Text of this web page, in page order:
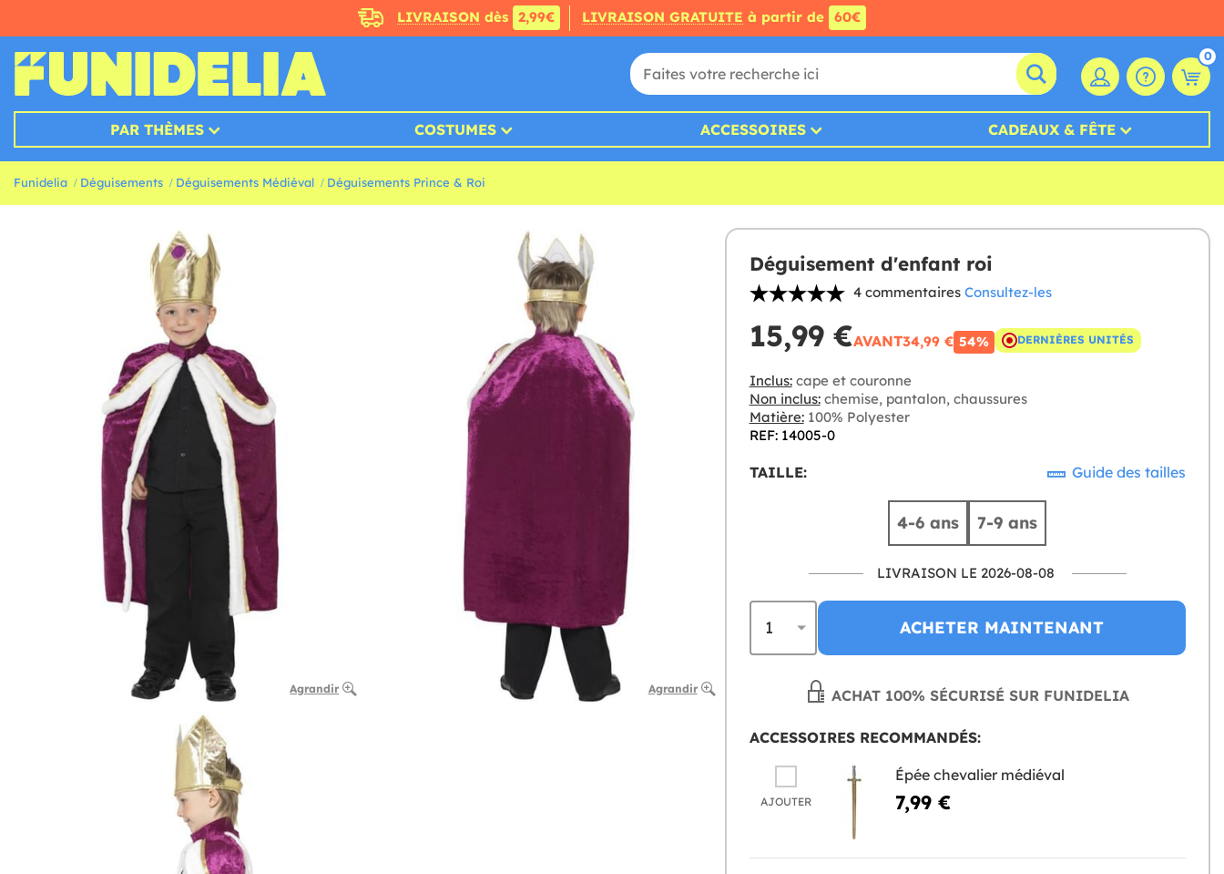
LIVRAISON dès 2,99€ LIVRAISON GRATUITE à partir de 60€
0
PAR THÈMES COSTUMES ACCESSOIRES CADEAUX & FÊTE
Funidelia Déguisements Déguisements Médiéval Déguisements Prince & Roi
Agrandir Agrandir
Déguisement d'enfant roi
4 commentaires Consultez-les
15,99 €AVANT34,99 € 54% DERNIÈRES UNITÉS
Inclus:cape et couronne
Non inclus:chemise, pantalon, chaussures
Matière:100% Polyester
REF: 14005-0
TAILLE: Guide des tailles
4-6 ans 7-9 ans
LIVRAISON LE 2026-08-08
ACHETER MAINTENANT
ACHAT 100% SÉCURISÉ SUR FUNIDELIA
ACCESSOIRES RECOMMANDÉS:
AJOUTER
Épée chevalier médiéval
7,99 €